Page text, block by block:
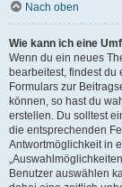
Nach oben
Wie kann ich eine
Wenn du ein neues
bearbeitest, findest du
Formulars zur
können, so hast du
erstellen. Du solltest
die entsprechenden
Antwortmöglichkeit in
Benutzer auswählen